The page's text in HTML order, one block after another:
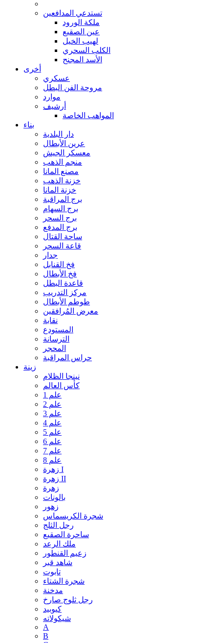
تستدعي المدافعين
ملكة الورود
عين الصقيع
لهيب الخيل
الكلب السحري
الأسد المجنح
أخرى
عسكري
مروحة الفن البطل
موارد
أرشيف
المواهب الخاصة
بناء
دار البلدية
عرين الأبطال
معسكر الجيش
منجم الذهب
مصنع المانا
خزنة الذهب
خزنة المانا
برج المراقبة
برج السهام
برج السحر
برج المدفع
ساحة القتال
قاعة السحر
جدار
فخ القنابل
فخ الأبطال
قاعدة البطل
مركز التدريب
طوطم الأبطال
معرض المُرافقين
نقابة
المستودع
الترسانة
المحجر
حراس المراقبة
زينة
نينجا الظلام
كأس العالم
علم 1
علم 2
علم 3
علم 4
علم 5
علم 6
علم 7
علم 8
زهرة I
زهرة II
زهرة
بالونات
زهور
شجرة الكريسماس
رجل الثلج
ساحرة الصقيع
ملك الرعد
زعيم القنطور
شاهد قبر
تابوت
شجرة الشتاء
مدخنة
رجل ثلوج صارخ
كيوبيد
شيكولاته
A
B